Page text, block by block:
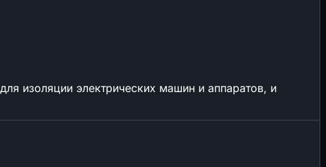
изоляции электрических машин и аппаратов, и